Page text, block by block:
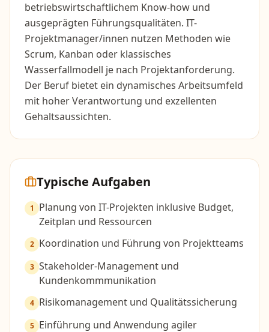
betriebswirtschaftlichem Know-how und
ausgeprägten Führungsqualitäten. IT-
Projektmanager/innen nutzen Methoden wie
Scrum, Kanban oder klassisches
Wasserfallmodell je nach Projektanforderung.
Der Beruf bietet ein dynamisches Arbeitsumfeld
mit hoher Verantwortung und exzellenten
Gehaltsaussichten.
Typische Aufgaben
1
Planung von IT-Projekten inklusive Budget,
Zeitplan und Ressourcen
2 Koordination und Führung von Projektteams
3 Stakeholder-Management und
Kundenkommmunikation
4 Risikomanagement und Qualitätssicherung
5 Einführung und Anwendung agiler